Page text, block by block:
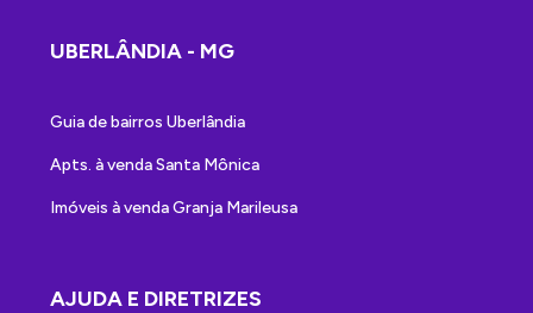
UBERLÂNDIA - MG
Guia de bairros Uberlândia
Apts. à venda Santa Mônica
Imóveis à venda Granja Marileusa
AJUDA E DIRETRIZES